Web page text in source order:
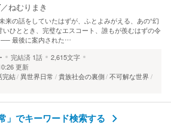
／ねむりまき
来の話をしていたはずが、ふとよみがえる、あの“幻
いひととき、完璧なエスコート、誰もが羨むはずの令
── 最後に案内された…
完結済 1話
2,615文字
更新
完結 異世界日常 貴族社会の裏側 不可解な世界
」でキーワード検索する